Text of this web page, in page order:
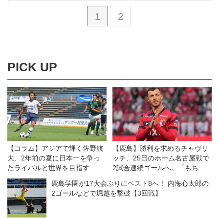
1 2
PICK UP
【コラム】アジアで輝く佐野航
大、2年前の夏に日本一を争っ
たライバルと世界を目指す
【鹿島】勝利を求めるチャヴリ
ッチ、25日のホーム名古屋戦で
2試合連続ゴールへ。「もちろ
鹿島学園が17大会ぶりにベスト8へ！ 内海心太郎の
2ゴールなどで堀越を撃破【3回戦】